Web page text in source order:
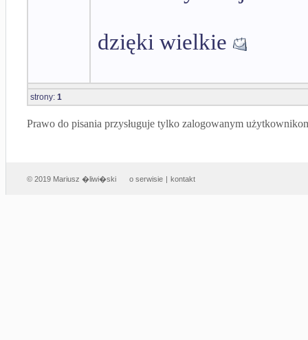
dzięki wielkie
strony: 1
Prawo do pisania przysługuje tylko zalogowanym
© 2019 Mariusz �liwi�ski o serwisie | kontakt